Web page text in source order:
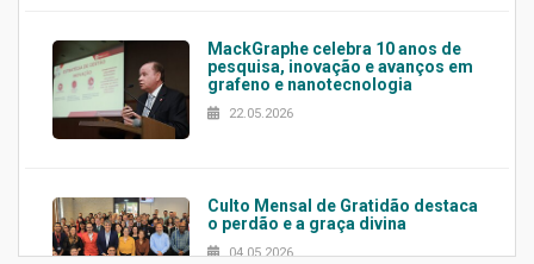
MackGraphe celebra 10 anos de
pesquisa, inovação e avanços em
grafeno e nanotecnologia
22.05.2026
Culto Mensal de Gratidão destaca
o perdão e a graça divina
04.05.2026